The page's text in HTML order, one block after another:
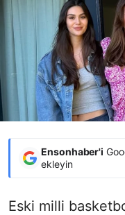
Ensonhaber'i
ekleyin
Eski milli